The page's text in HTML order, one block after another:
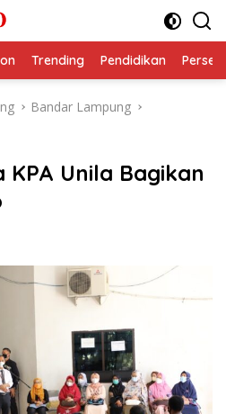
Trending Pendidikan
Bandar Lampung
Unila Bagikan